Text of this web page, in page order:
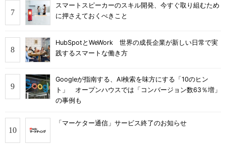
スマートスピーカーのスキル開発、今すぐ取り組むため
に押さえておくべきこと
HubSpotとWeWork 世界の成長企業が新しい日常で実
践するスマートな働き方
Googleが指南する、AI検索を味方にする「10のヒン
ト」 オープンハウスでは「コンバージョン数63％増」
の事例も
「マーケター通信」サービス終了のお知らせ